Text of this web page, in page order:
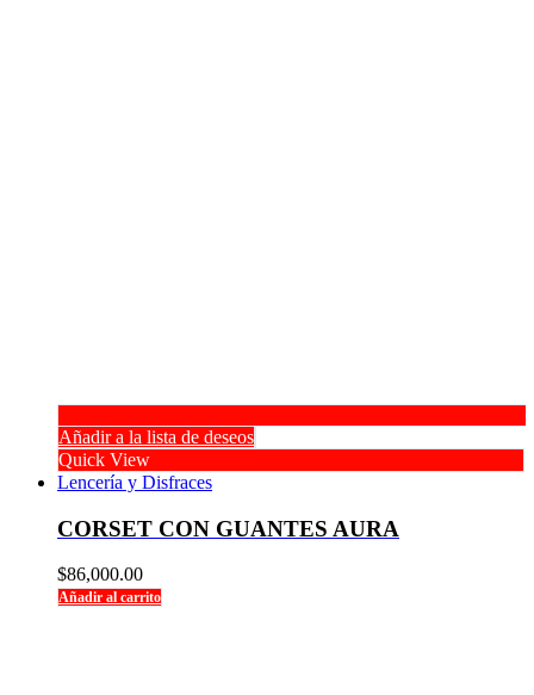
Añadir a la lista de deseos
Quick View
Lencería y Disfraces
CORSET CON GUANTES AURA
$86,000.00
Añadir al carrito